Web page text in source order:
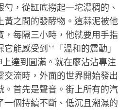
勺，從缸底撈起一坨濃稠的、
黃之間的發酵物。這蒜泥被他
，每隔三小時，他就要用手指
能感受到**「溫和的震動」
達到圓滿。就在廖沾沾專注
交流時，外面的世界開始發出
。首先是聲音。街上所有的汽
一個持續不斷、低沉且潮濕的